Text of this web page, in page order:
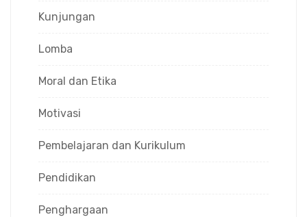
Kunjungan
Lomba
Moral dan Etika
Motivasi
Pembelajaran dan Kurikulum
Pendidikan
Penghargaan